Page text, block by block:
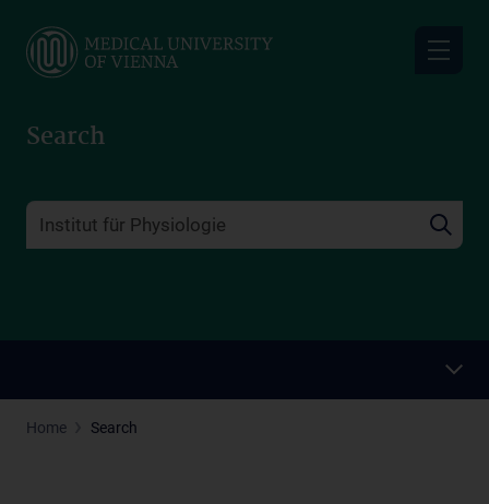
main
Search
Home Search